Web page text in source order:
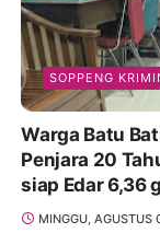
SOPPENG
Warga Batu
Penjara 20
siap Edar 6,36
MINGGU, AGUSTUS